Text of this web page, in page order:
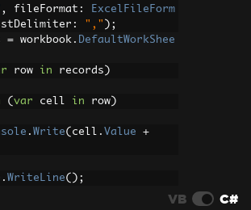
, fileFormat :
ExcelFileForm
: "," );
= workbook . DefaultWorkShee
row in records )
( var cell in row )
. Write( cell . Value
+
. WriteLine();
VB C#